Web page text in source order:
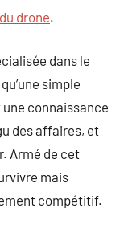
drone.
dans le
simple
connaissance
des affaires, et
Armé de cet
mais
compétitif.